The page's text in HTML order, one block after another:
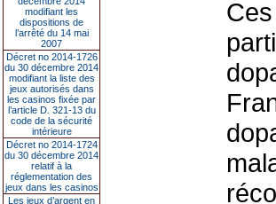
modifiant les
dispositions de
l’arrêté du 14 mai
2007
Décret no 2014-1726
du 30 décembre 2014
modifiant la liste des
jeux autorisés dans
les casinos fixée par
l’article D. 321-13 du
code de la sécurité
intérieure
Décret no 2014-1724
du 30 décembre 2014
relatif à la
réglementation des
jeux dans les casinos
Les jeux d’argent en